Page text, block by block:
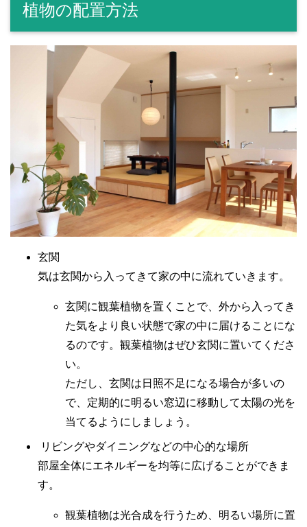
植物の配置方法
玄関
気は玄関から入ってきて家の中に流れていきます。
玄関に観葉植物を置くことで、外から入ってき
た気をより良い状態で家の中に届けることにな
るのです。観葉植物はぜひ玄関に置いてくださ
い。
ただし、玄関は日照不足になる場合が多いの
で、定期的に明るい窓辺に移動して太陽の光を
当てるようにしましょう。
リビングやダイニングなどの中心的な場所
部屋全体にエネルギーを均等に広げることができま
す。
観葉植物は光合成を行うため、明るい場所に置